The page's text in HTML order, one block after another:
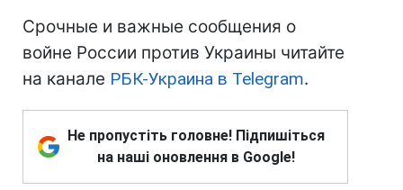
Срочные и важные сообщения о
войне России против Украины читайте
на канале РБК-Украина в Telegram.
Не пропустіть головне! Підпишіться
на наші оновлення в Google!